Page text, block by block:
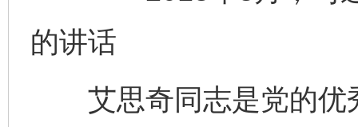
的讲话
艾思奇同志是党的优